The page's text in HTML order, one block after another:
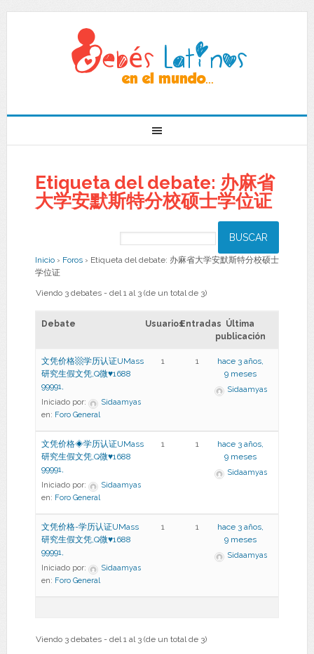
Etiqueta del debate: 办麻省
大学安默斯特分校硕士学位证
Inicio › Foros › Etiqueta del debate: 办麻省大学安默斯特分校硕士
学位证
Viendo 3 debates - del 1 al 3 (de un total de 3)
Debate UsuariosEntradas Última
publicación
文凭价格▩学历认证UMass
研究生假文凭,Q微♥1688
99991,
Iniciado por:
Sidaamyas
en: Foro General
1 1
hace 3 años,
9 meses
Sidaamyas
文凭价格◈学历认证UMass
研究生假文凭,Q微♥1688
99991,
Iniciado por:
Sidaamyas
en: Foro General
1 1
hace 3 años,
9 meses
Sidaamyas
文凭价格-学历认证UMass
研究生假文凭,Q微♥1688
99991,
Iniciado por:
Sidaamyas
en: Foro General
1 1
hace 3 años,
9 meses
Sidaamyas
Viendo 3 debates - del 1 al 3 (de un total de 3)